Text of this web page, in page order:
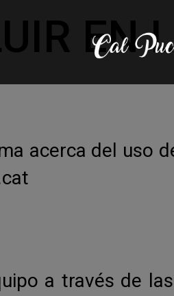
EN
acerca del uso
a través de